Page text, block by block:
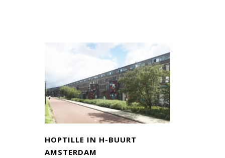
HOPTILLE IN H-BUURT
AMSTERDAM